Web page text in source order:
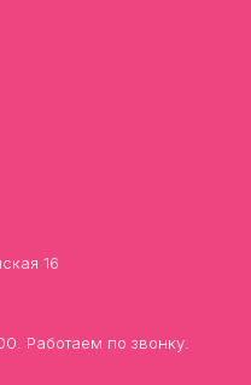
16
Работаем по звонку.